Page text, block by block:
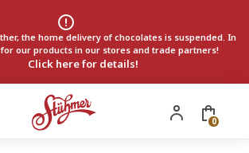
the home delivery of chocolates is suspended. In
our products in our stores and trade partners!
Click here for details!
0